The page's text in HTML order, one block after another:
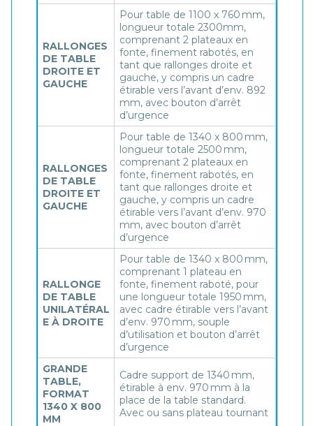
RALLONGES
DE TABLE
DROITE ET
GAUCHE
Pour table de 1100 x 760 mm,
longueur totale 2300mm,
comprenant 2 plateaux en
fonte, finement rabotés, en
tant que rallonges droite et
gauche, y compris un cadre
étirable vers l’avant d’env. 892
mm, avec bouton d’arrêt
d’urgence
RALLONGES
DE TABLE
DROITE ET
GAUCHE
Pour table de 1340 x 800 mm,
longueur totale 2500 mm,
comprenant 2 plateaux en
fonte, finement rabotés, en
tant que rallonges droite et
gauche, y compris un cadre
étirable vers l’avant d’env. 970
mm, avec bouton d’arrêt
d’urgence
RALLONGE
DE TABLE
UNILATÉRAL
E À DROITE
Pour table de 1340 x 800 mm,
comprenant 1 plateau en
fonte, finement raboté, pour
une longueur totale 1950 mm,
avec cadre étirable vers l’avant
d’env. 970 mm, souple
d’utilisation et bouton d’arrêt
d’urgence
GRANDE
TABLE,
FORMAT
1340 X 800
MM
Cadre support de 1340 mm,
étirable à env. 970 mm à la
place de la table standard.
Avec ou sans plateau tournant